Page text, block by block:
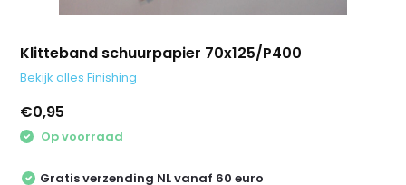
Klitteband schuurpapier 70x125/P400
Bekijk alles Finishing
€0,95
Op voorraad
Gratis verzending NL vanaf 60 euro